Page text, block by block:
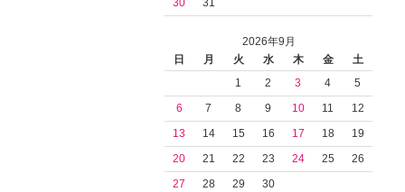
30 31
2026年9月
日
月 火 水 木 金
土
1
2 3 4
5
6
7 8 9 10 11
12
13
14 15 16 17 18
19
20
21 22 23 24 25
26
27
28 29 30